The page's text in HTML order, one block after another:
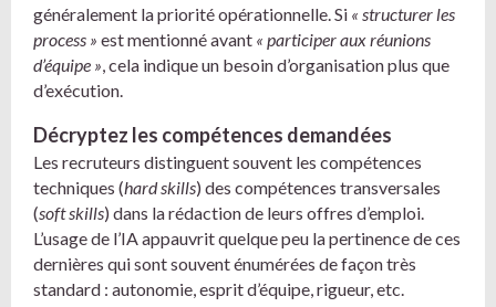
généralement la priorité opérationnelle. Si « structurer les
process » est mentionné avant « participer aux réunions
d’équipe » , cela indique un besoin d’organisation plus que
d’exécution.
Décryptez les compétences demandées
Les recruteurs distinguent souvent les compétences
techniques (hard skills) des compétences transversales
(soft skills) dans la rédaction de leurs offres d’emploi.
L’usage de l’IA appauvrit quelque peu la pertinence de ces
dernières qui sont souvent énumérées de façon très
standard : autonomie, esprit d’équipe, rigueur, etc.